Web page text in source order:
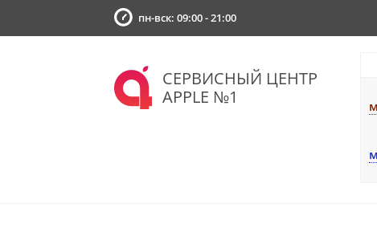
пн-вск: 09:00 - 21:00
СЕРВИСНЫЙ ЦЕНТР
APPLE №1